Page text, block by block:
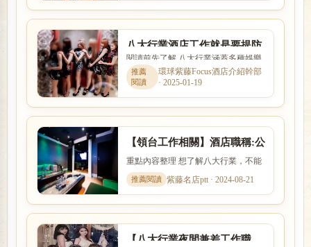
八大行業酒店工作就是要提防
求職陷阱並非如此單純
閱讀前先了解 八大行業涵蓋多種娛樂
服務與工作型態，實際內容、收入模
式與風險程度差異很大。本...
環球紫藤Focus酒店介紹幹部
· 2025-01-19
【領台工作相關】酒店職稱:公
關公主坐檯尺度,薪資算法
重點內容整理 想了解八大行業，不能
只看名稱，也要理解實際工作內容、
入行條件、收入差異與安全...
紫藤名店ptt · 2024-08-21
【八大行業夜間兼差工作職